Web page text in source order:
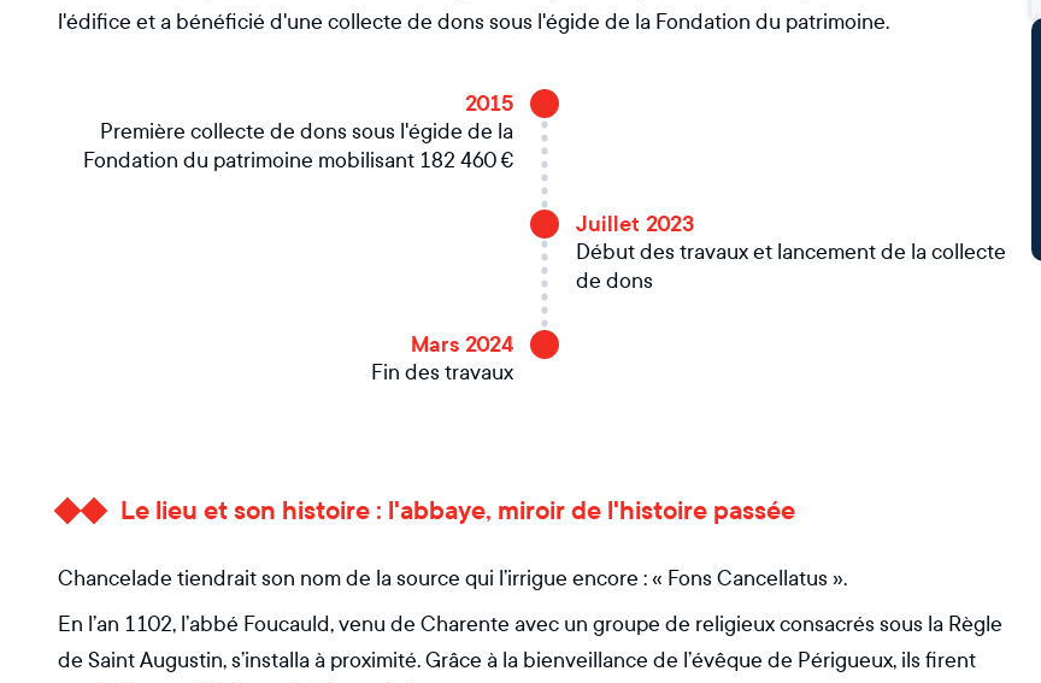
l'édifice et a bénéficié d'une collecte de dons sous l'égide de la Fondation du patrimoine.
2015
Première collecte de dons sous l'égide de la
Fondation du patrimoine mobilisant 182 460 €
Juillet 2023
Début des travaux et lancement de la collecte
de dons
Mars 2024
Fin des travaux
Le lieu et son histoire : l'abbaye, miroir de l'histoire passée
Chancelade tiendrait son nom de la source qui l’irrigue encore : « Fons Cancellatus ».
En l’an 1102, l’abbé Foucauld, venu de Charente avec un groupe de religieux consacrés sous la Règle
de Saint Augustin, s’installa à proximité. Grâce à la bienveillance de l’évêque de Périgueux, ils firent